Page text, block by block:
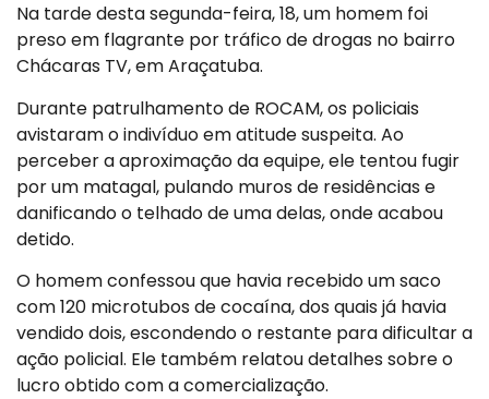
Na tarde desta segunda-feira, 18, um homem foi
preso em flagrante por tráfico de drogas no bairro
Chácaras TV, em Araçatuba.
Durante patrulhamento de ROCAM, os policiais
avistaram o indivíduo em atitude suspeita. Ao
perceber a aproximação da equipe, ele tentou fugir
por um matagal, pulando muros de residências e
danificando o telhado de uma delas, onde acabou
detido.
O homem confessou que havia recebido um saco
com 120 microtubos de cocaína, dos quais já havia
vendido dois, escondendo o restante para dificultar a
ação policial. Ele também relatou detalhes sobre o
lucro obtido com a comercialização.